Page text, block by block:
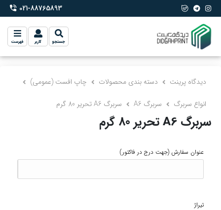
phone-2 021-88765893
جستجو کاربر فهرست
دیدگاه پرینت دسته بندی محصولات چاپ افست (عمومی)
انواع سربرگ سربرگ A6 سربرگ A6 تحریر 80 گرم
سربرگ A6 تحریر 80 گرم
عنوان سفارش (جهت درج در فاکتور)
تیراژ